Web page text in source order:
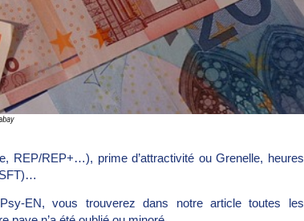
REP/REP+…), prime d’attractivité ou Grenelle, heures
EN, vous trouverez dans notre article toutes les